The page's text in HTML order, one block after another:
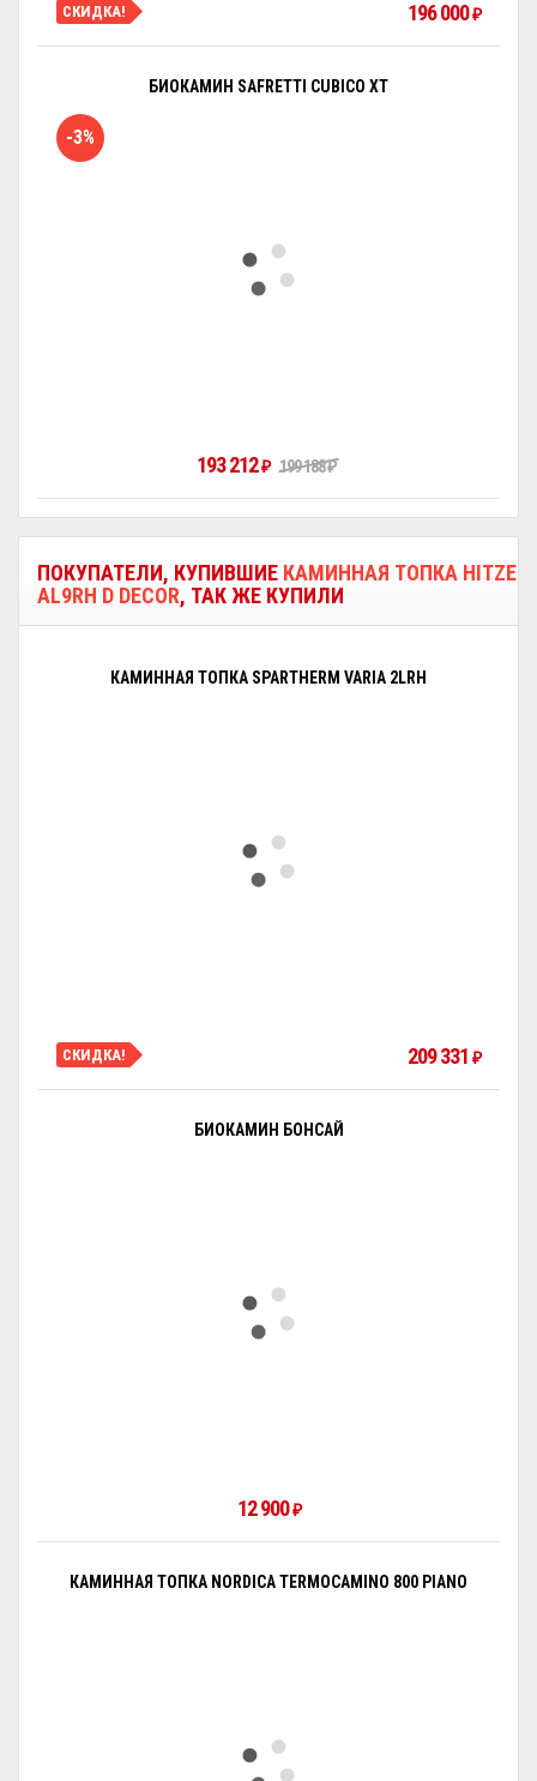
СКИДКА! 196 000₽
БИОКАМИН SAFRETTI CUBICO XT
-3%
193 212₽ 199 188₽
ПОКУПАТЕЛИ, КУПИВШИЕ КАМИННАЯ ТОПКА HITZE
AL9RH D DECOR, ТАК ЖЕ КУПИЛИ
КАМИННАЯ ТОПКА SPARTHERM VARIA 2LRH
СКИДКА! 209 331 ₽
БИОКАМИН БОНСАЙ
12 900₽
КАМИННАЯ ТОПКА NORDICA TERMOCAMINO 800 PIANO